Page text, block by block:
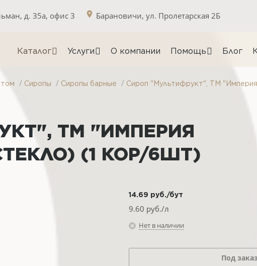
д. 35а, офис 3 Барановичи, ул. Пролетарская 2Б
Каталог Услуги О компании Помощь Блог
/ Сиропы / Сиропы барные / Сироп "Мультифрукт", ТМ
ТМ "ИМПЕРИЯ
(1 КОР/6ШТ)
14.69 руб./бут
9.60 руб./л
Нет в наличии
Под заказ